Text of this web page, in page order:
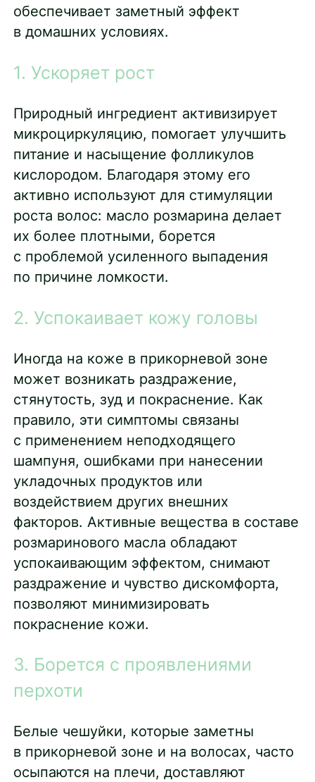
обеспечивает заметный эффект
в домашних условиях.
1. Ускоряет рост
Природный ингредиент активизирует
микроциркуляцию, помогает улучшить
питание и насыщение фолликулов
кислородом. Благодаря этому его
активно используют для стимуляции
роста волос: масло розмарина делает
их более плотными, борется
с проблемой усиленного выпадения
по причине ломкости.
2. Успокаивает кожу головы
Иногда на коже в прикорневой зоне
может возникать раздражение,
стянутость, зуд и покраснение. Как
правило, эти симптомы связаны
с применением неподходящего
шампуня, ошибками при нанесении
укладочных продуктов или
воздействием других внешних
факторов. Активные вещества в составе
розмаринового масла обладают
успокаивающим эффектом, снимают
раздражение и чувство дискомфорта,
позволяют минимизировать
покраснение кожи.
3. Борется с проявлениями
перхоти
Белые чешуйки, которые заметны
в прикорневой зоне и на волосах, часто
осыпаются на плечи, доставляют